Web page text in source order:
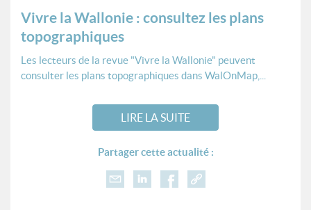
Vivre la Wallonie : consultez les plans
topographiques
Les lecteurs de la revue "Vivre la Wallonie" peuvent
consulter les plans topographiques dans WalOnMap,...
LIRE LA SUITE
Partager cette actualité :